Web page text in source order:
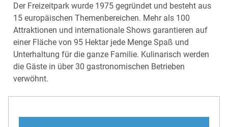
Der Freizeitpark wurde 1975 gegründet und besteht aus
15 europäischen Themenbereichen. Mehr als 100
Attraktionen und internationale Shows garantieren auf
einer Fläche von 95 Hektar jede Menge Spaß und
Unterhaltung für die ganze Familie. Kulinarisch werden
die Gäste in über 30 gastronomischen Betrieben
verwöhnt.